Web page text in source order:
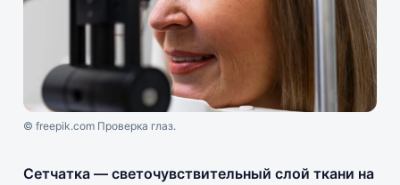
© freepik.com Проверка глаз.
Сетчатка — светочувствительный слой ткани на